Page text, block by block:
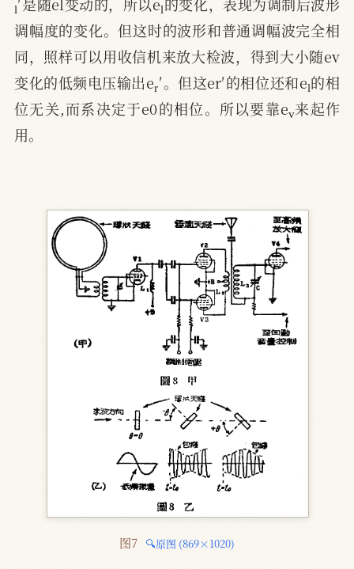
′是随el变动的，所以e 的变化，表现为调制后波形
调幅度的变化。但这时的波形和普通调幅波完全相
同，照样可以用收信机来放大检波，得到大小随ev
变化的低频电压输出er′。但这er′的相位还和el的相
位无关,而系决定于e0的相位。所以要靠ev来起作
用。
图7 🔍原图 (869×1020)